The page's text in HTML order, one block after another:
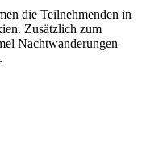
die Teilnehmenden in
Zusätzlich zum
Nachtwanderungen